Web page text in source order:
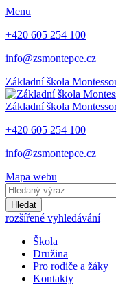
Menu
+420 605 254 100
info@zsmontepce.cz
Základní škola
Základní škola
+420 605 254 100
info@zsmontepce.cz
Mapa webu
Hledat
rozšířené vyhledávání
Škola
Družina
Pro rodiče a žáky
Kontakty